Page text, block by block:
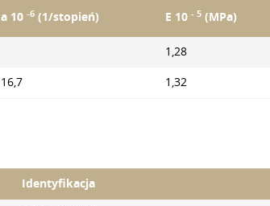
a 10 -6 (1/stopień) E 10 - 5 (MPa)
1,28
16,7 1,32
Identyfikacja